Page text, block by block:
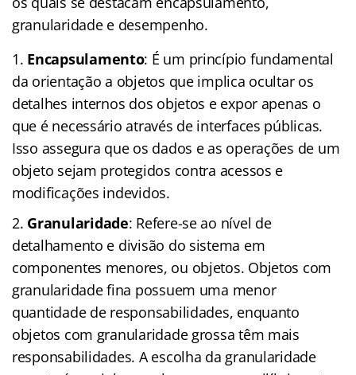
granularidade e desempenho.
Encapsulamento: É um princípio fundamental
da orientação a objetos que implica ocultar os
detalhes internos dos objetos e expor apenas o
que é necessário através de interfaces públicas.
Isso assegura que os dados e as operações de um
objeto sejam protegidos contra acessos e
modificações indevidos.
Granularidade: Refere-se ao nível de
detalhamento e divisão do sistema em
componentes menores, ou objetos. Objetos com
granularidade fina possuem uma menor
quantidade de responsabilidades, enquanto
objetos com granularidade grossa têm mais
responsabilidades. A escolha da granularidade